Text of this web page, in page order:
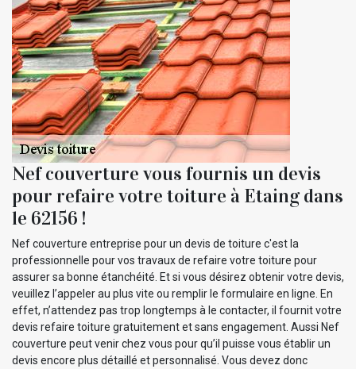
Nef couverture vous fournis un devis
pour refaire votre toiture à Etaing dans
le 62156 !
Nef couverture entreprise pour un devis de toiture c'est la
professionnelle pour vos travaux de refaire votre toiture pour
assurer sa bonne étanchéité. Et si vous désirez obtenir votre devis,
veuillez l’appeler au plus vite ou remplir le formulaire en ligne. En
effet, n’attendez pas trop longtemps à le contacter, il fournit votre
devis refaire toiture gratuitement et sans engagement. Aussi Nef
couverture peut venir chez vous pour qu’il puisse vous établir un
devis encore plus détaillé et personnalisé. Vous devez donc